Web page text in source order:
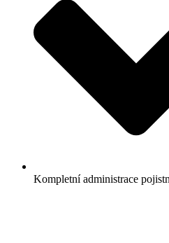
Kompletní administrace